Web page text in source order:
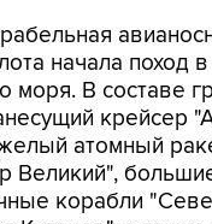
начала поход
моря. В составе
крейсер
атомный
Великий",
корабли